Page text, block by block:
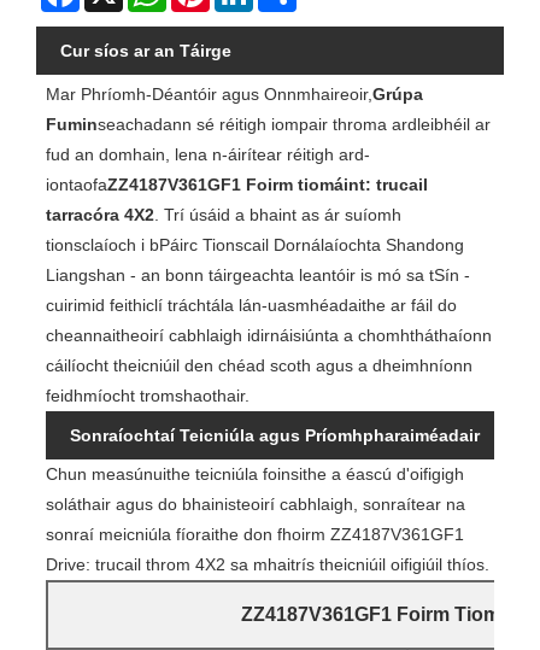
Cur síos ar an Táirge
Mar Phríomh-Déantóir agus Onnmhaireoir,Grúpa
Fuminseachadann sé réitigh iompair throma ardleibhéil ar
fud an domhain, lena n-áirítear réitigh ard-
iontaofaZZ4187V361GF1 Foirm tiomáint: trucail
tarracóra 4X2. Trí úsáid a bhaint as ár suíomh
tionsclaíoch i bPáirc Tionscail Dornálaíochta Shandong
Liangshan - an bonn táirgeachta leantóir is mó sa tSín -
cuirimid feithiclí tráchtála lán-uasmhéadaithe ar fáil do
cheannaitheoirí cabhlaigh idirnáisiúnta a chomhtháthaíonn
cáilíocht theicniúil den chéad scoth agus a dheimhníonn
feidhmíocht tromshaothair.
Sonraíochtaí Teicniúla agus Príomhpharaiméadair
Chun measúnuithe teicniúla foinsithe a éascú d'oifigigh
soláthair agus do bhainisteoirí cabhlaigh, sonraítear na
sonraí meicniúla fíoraithe don fhoirm ZZ4187V361GF1
Drive: trucail throm 4X2 sa mhaitrís theicniúil oifigiúil thíos.
ZZ4187V361GF1 Foirm Tiomáin: